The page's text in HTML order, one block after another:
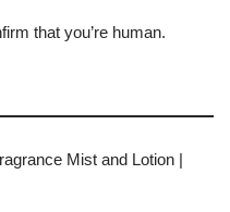
that you’re human.
Mist and Lotion |